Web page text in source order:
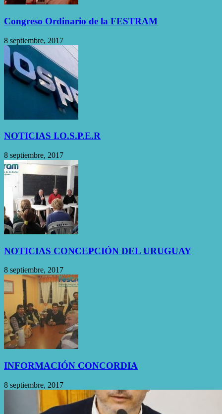
Congreso Ordinario de la FESTRAM
8 septiembre, 2017
NOTICIAS I.O.S.P.E.R
8 septiembre, 2017
NOTICIAS CONCEPCIÓN DEL URUGUAY
8 septiembre, 2017
INFORMACIÓN CONCORDIA
8 septiembre, 2017